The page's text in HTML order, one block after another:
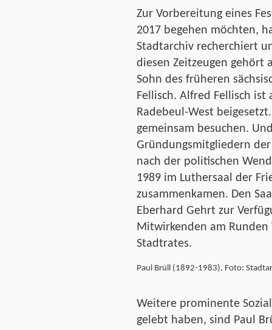
Zur Vorbereitung eines
2017 begehen möchten,
Stadtarchiv recherchiert
diesen Zeitzeugen gehört
Sohn des früheren
Fellisch. Alfred Fellisch
Radebeul-West
gemeinsam besuchen.
Gründungsmitgliedern der
nach der politischen
1989 im Luthersaal der
zusammenkamen. Den
Eberhard Gehrt zur
Mitwirkenden am
Stadtrates.
Paul Brüll (1892-1983), Foto:
Weitere prominente
gelebt haben, sind Paul